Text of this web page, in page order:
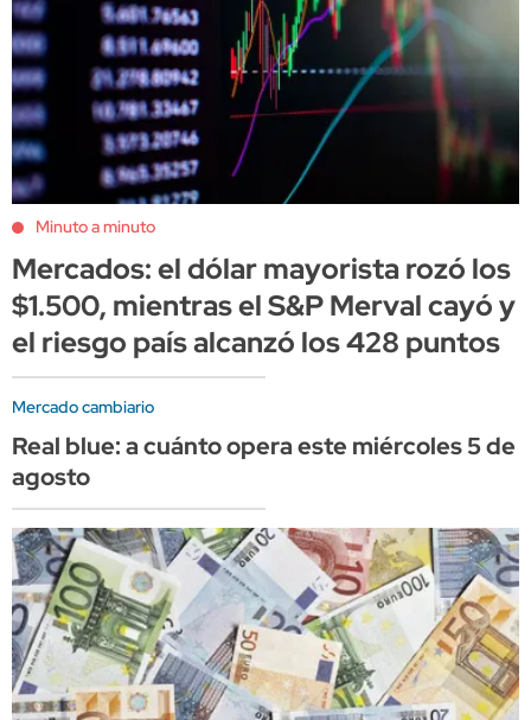
Minuto a minuto
Mercados: el dólar mayorista rozó los
$1.500, mientras el S&P Merval cayó y
el riesgo país alcanzó los 428 puntos
Mercado cambiario
Real blue: a cuánto opera este miércoles 5 de
agosto